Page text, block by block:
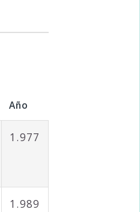
Año
1.977
1.989